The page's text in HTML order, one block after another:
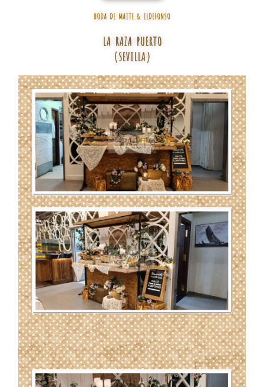
BODA DE MAITE & ILDEFONSO
LA RAZA PUERTO
(SEVILLA)